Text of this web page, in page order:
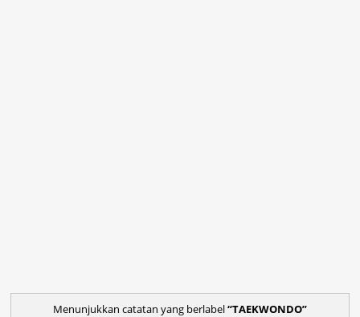
Menunjukkan catatan yang berlabel TAEKWONDO